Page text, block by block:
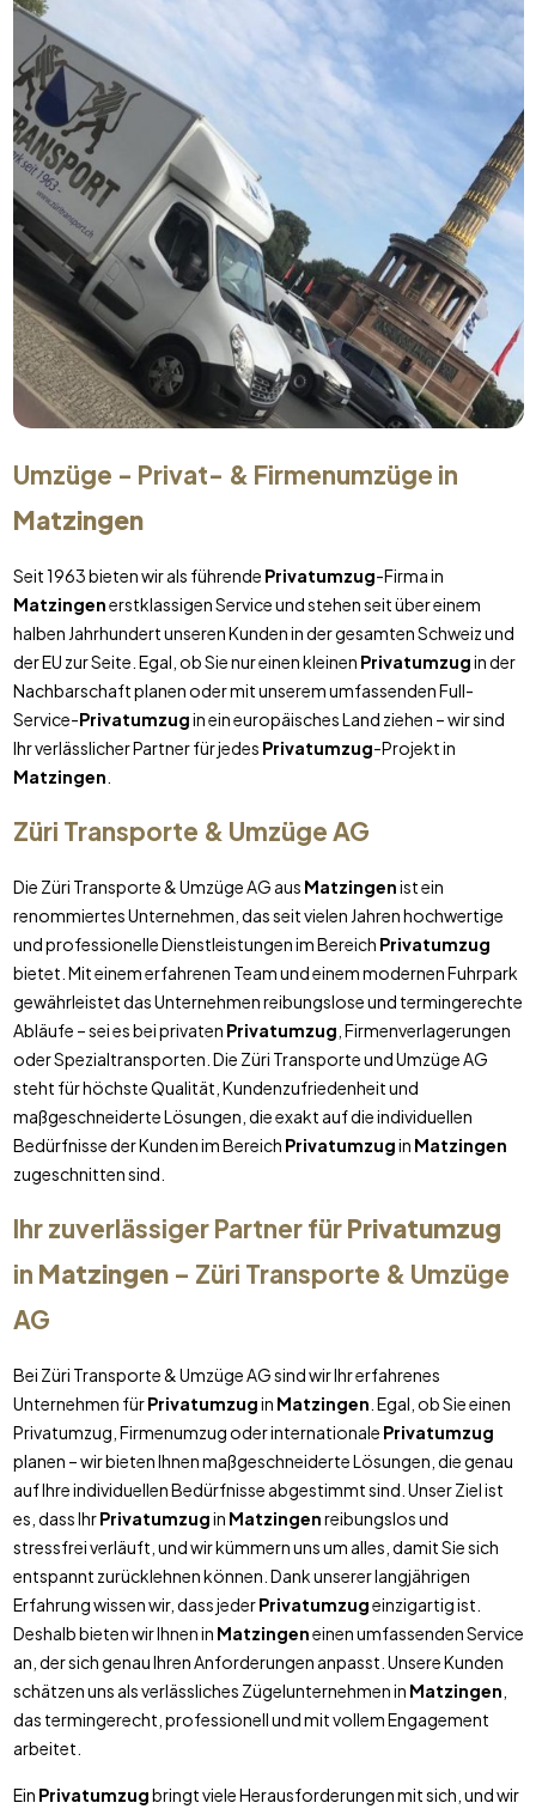
Umzüge - Privat- & Firmenumzüge in
Matzingen
Seit 1963 bieten wir als führende Privatumzug-Firma in
Matzingenerstklassigen Service und stehen seit über einem
halben Jahrhundert unseren Kunden in der gesamten Schweiz und
der EU zur Seite. Egal, ob Sie nur einen kleinen Privatumzugin der
Nachbarschaft planen oder mit unserem umfassenden Full-
Service-Privatumzugin ein europäisches Land ziehen – wir sind
Ihr verlässlicher Partner für jedes Privatumzug-Projekt in
Matzingen
Züri Transporte & Umzüge AG
Die Züri Transporte & Umzüge AG aus Matzingenist ein
renommiertes Unternehmen, das seit vielen Jahren hochwertige
und professionelle Dienstleistungen im Bereich Privatumzug
bietet. Mit einem erfahrenen Team und einem modernen Fuhrpark
gewährleistet das Unternehmen reibungslose und termingerechte
Abläufe – sei es bei privaten Privatumzug , Firmenverlagerungen
oder Spezialtransporten. Die Züri Transporte und Umzüge AG
steht für höchste Qualität, Kundenzufriedenheit und
maßgeschneiderte Lösungen, die exakt auf die individuellen
Bedürfnisse der Kunden im Bereich Privatumzugin Matzingen
zugeschnitten sind.
Ihr zuverlässiger Partner fürPrivatumzug
in Matzingen– Züri Transporte & Umzüge
AG
Bei Züri Transporte & Umzüge AG sind wir Ihr erfahrenes
Unternehmen fürPrivatumzugin Matzingen . Egal, ob Sie einen
Privatumzug, Firmenumzug oder internationale Privatumzug
planen – wir bieten Ihnen maßgeschneiderte Lösungen, die genau
auf Ihre individuellen Bedürfnisse abgestimmt sind. Unser Ziel ist
es, dass IhrPrivatumzugin Matzingenreibungslos und
stressfrei verläuft, und wir kümmern uns um alles, damit Sie sich
entspannt zurücklehnen können. Dank unserer langjährigen
Erfahrung wissen wir, dass jederPrivatumzugeinzigartig ist.
Deshalb bieten wir Ihnen in Matzingeneinen umfassenden Service
an, der sich genau Ihren Anforderungen anpasst. Unsere Kunden
schätzen uns als verlässliches Zügelunternehmen in Matzingen
das termingerecht, professionell und mit vollem Engagement
arbeitet.
Ein Privatumzugbringt viele Herausforderungen mit sich, und wir